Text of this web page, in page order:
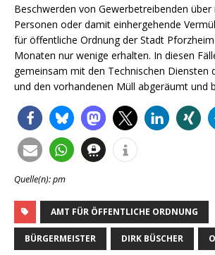
Beschwerden von Gewerbetreibenden über
Personen oder damit einhergehende
für öffentliche Ordnung der Stadt
Monaten nur wenige erhalten. In diesen
gemeinsam mit den Technischen Diensten
und den vorhandenen Müll abgeräumt und
Quelle(n): pm
AMT FÜR ÖFFENTLICHE ORDNUNG
BÜRGERMEISTER DIRK BÜSCHER